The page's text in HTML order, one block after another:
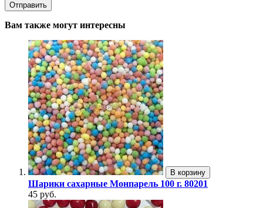
Вам также могут интересны
В корзину
Шарики сахарные Монпарель 100 г. 80201
45 руб.